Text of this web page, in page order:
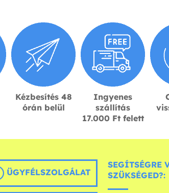
Kézbesítés 48
órán belül
Ingyenes
szállítás
17.000 Ft felett
ÜGYFÉLSZOLGÁLAT
SEGÍTSÉGRE
SZÜKSÉGED?: